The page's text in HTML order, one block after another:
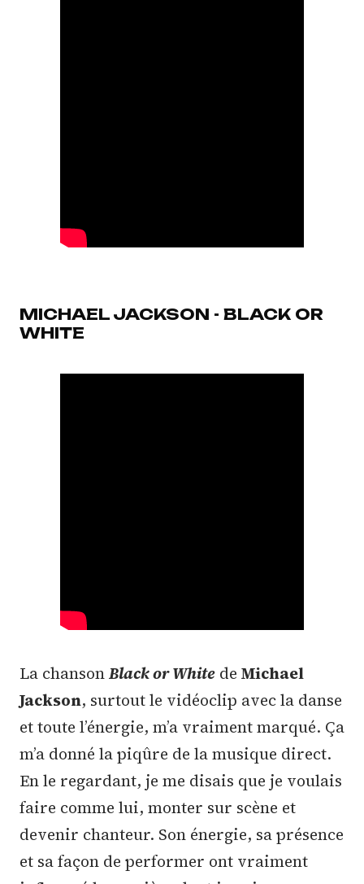
MICHAEL JACKSON - BLACK OR
WHITE
La chansonBlack or White de Michael
Jackson, surtout le vidéoclip avec la danse
et toute l’énergie, m’a vraiment marqué. Ça
m’a donné la piqûre de la musique direct.
En le regardant, je me disais que je voulais
faire comme lui, monter sur scène et
devenir chanteur. Son énergie, sa présence
et sa façon de performer ont vraiment